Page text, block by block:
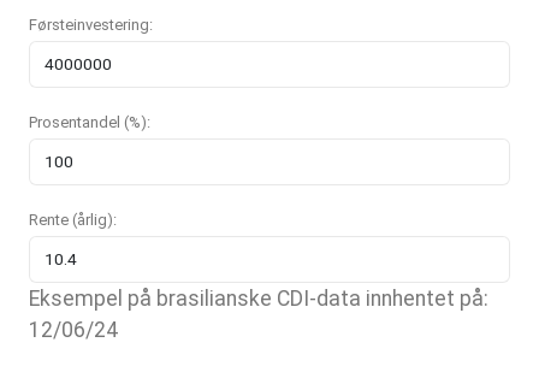
Førsteinvestering:
Prosentandel (%):
Rente (årlig):
Eksempel på brasilianske CDI-data innhentet på:
12/06/24